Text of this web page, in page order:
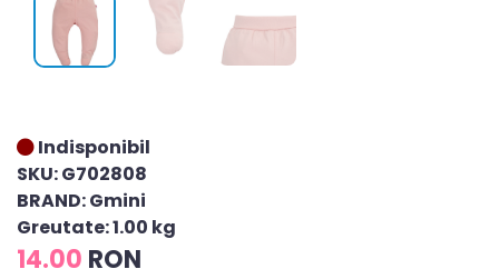
Indisponibil
SKU: G702808
BRAND: Gmini
Greutate: 1.00 kg
14.00 RON